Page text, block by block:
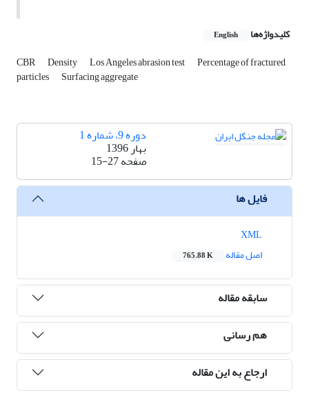
کلیدواژه‌ها English
CBR Density Los Angeles abrasion test Percentage of fractured
particles Surfacing aggregate
دوره 9، شماره 1
بهار 1396
صفحه15-27
فایل ها
اصل مقاله
765.88 K
سابقه مقاله
هم رسانی
ارجاع به این مقاله